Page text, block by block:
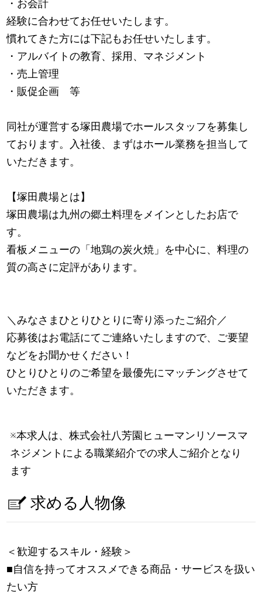
・お会計
経験に合わせてお任せいたします。
慣れてきた方には下記もお任せいたします。
・アルバイトの教育、採用、マネジメント
・売上管理
・販促企画 等
同社が運営する塚田農場でホールスタッフを募集し
ております。入社後、まずはホール業務を担当して
いただきます。
【塚田農場とは】
塚田農場は九州の郷土料理をメインとしたお店で
す。
看板メニューの「地鶏の炭火焼」を中心に、料理の
質の高さに定評があります。
＼みなさまひとりひとりに寄り添ったご紹介／
応募後はお電話にてご連絡いたしますので、ご要望
などをお聞かせください！
ひとりひとりのご希望を最優先にマッチングさせて
いただきます。
※本求人は、株式会社八芳園ヒューマンリソースマ
ネジメントによる職業紹介での求人ご紹介となり
ます
求める人物像
＜歓迎するスキル・経験＞
■自信を持ってオススメできる商品・サービスを扱い
たい方